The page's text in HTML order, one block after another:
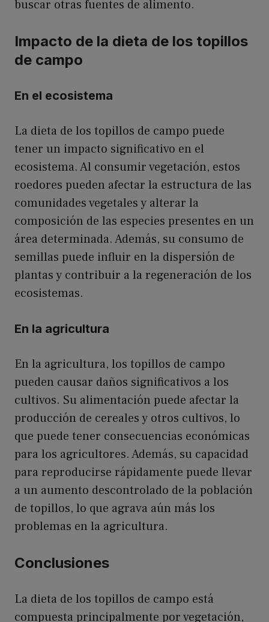
buscar otras fuentes de alimento.
Impacto de la dieta de los topillos
de campo
En el ecosistema
La dieta de los topillos de campo puede
tener un impacto significativo en el
ecosistema. Al consumir vegetación, estos
roedores pueden afectar la estructura de las
comunidades vegetales y alterar la
composición de las especies presentes en un
área determinada. Además, su consumo de
semillas puede influir en la dispersión de
plantas y contribuir a la regeneración de los
ecosistemas.
En la agricultura
En la agricultura, los topillos de campo
pueden causar daños significativos a los
cultivos. Su alimentación puede afectar la
producción de cereales y otros cultivos, lo
que puede tener consecuencias económicas
para los agricultores. Además, su capacidad
para reproducirse rápidamente puede llevar
a un aumento descontrolado de la población
de topillos, lo que agrava aún más los
problemas en la agricultura.
Conclusiones
La dieta de los topillos de campo está
compuesta principalmente por vegetación,